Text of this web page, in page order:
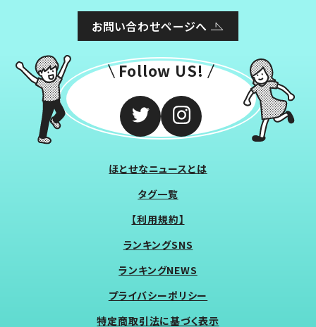
お問い合わせページへ
Follow US!
ほとせなニュースとは
タグ一覧
【利用規約】
ランキングSNS
ランキングNEWS
プライバシーポリシー
特定商取引法に基づく表示